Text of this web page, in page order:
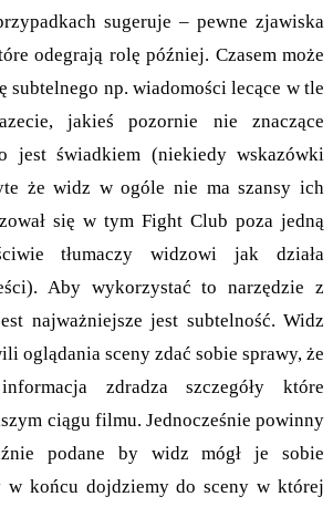
sugeruje – pewne zjawiska
odegrają rolę później. Czasem może
subtelnego np. wiadomości lecące w tle
jakieś pozornie nie znaczące
jest świadkiem (niekiedy wskazówki
że widz w ogóle nie ma szansy ich
się w tym Fight Club poza jedną
tłumaczy widzowi jak działa
Aby wykorzystać to narzędzie z
najważniejsze jest subtelność. Widz
oglądania sceny zdać sobie sprawy, że
zdradza szczegóły które
ciągu filmu. Jednocześnie powinny
podane by widz mógł je sobie
w końcu dojdziemy do sceny w której